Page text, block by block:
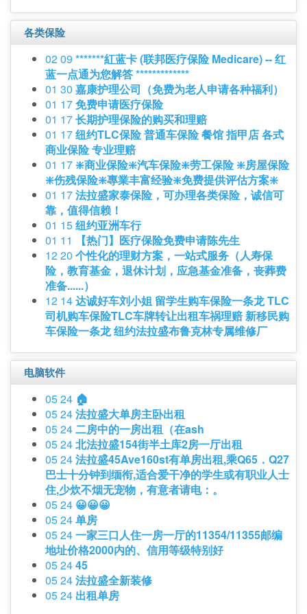
各类保险
02 09 *******紅蓝卡 (联邦医疗保险 Medicare) -- 红
蓝一点通为您解答 *************
01 30 嘉康护理公司（免费为老人申请各种福利）
01 17免费申请医疗保险
01 17长期护理保险的购买和理赔
01 17纽约TLC保险 普通车保险 餐馆 指甲店 各式
商业保险 专业理赔
01 17❇️商业保险❇️汽车保险❇️劳工保险 ❇️房屋保险
❇️伤残保险❇️專業丰富经验❇️免费提供评估方案❇️
01 17法拉盛家泰保险，可办理各类保险，诚信可
靠，值得信赖！
01 15纽约亚洲车行
01 11
【热门】医疗保险免费申请陈先生
12 20 个性化的理财方案，一站式服务（人寿保
险，教育基金，退休计划，应急基金准备，丧葬费
准备......）
12 14达诚好车刘小姐 留学生购车保险一条龙 TLC
司机购车保险TLC车牌转让出租车祸理赔 新移民购
车保险一条龙 纽约法拉盛布鲁克林专属维修厂
电脑软件
05 24 🏠
05 24法拉盛大单房主卧出租
05 24二房中的一房出租（在ash
05 24北法拉盛154街半土库2房一厅出租
05 24法拉盛45Ave160st有单房出租,乘Q65．Q27
巴士十分钟到缅衔,适合爱干净的学生或有职业人士
住,少炊不烟无宠物，有意者请电：。
05 24 😀😀😀
05 24单房
05 24一家三口人住一房一厅的11354/11355邮编
地址价格2000内的、信用等级特别好
05 2445
05 24法拉盛全新装修
05 24 出租单房